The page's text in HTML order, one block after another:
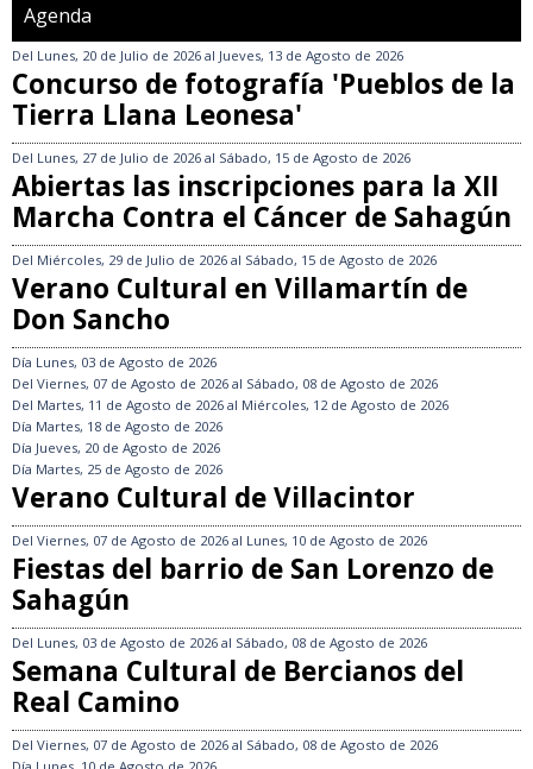
Agenda
Del Lunes, 20 de Julio de 2026 al Jueves, 13 de Agosto de 2026
Concurso de fotografía 'Pueblos de la
Tierra Llana Leonesa'
Del Lunes, 27 de Julio de 2026 al Sábado, 15 de Agosto de 2026
Abiertas las inscripciones para la XII
Marcha Contra el Cáncer de Sahagún
Del Miércoles, 29 de Julio de 2026 al Sábado, 15 de Agosto de 2026
Verano Cultural en Villamartín de
Don Sancho
Día Lunes, 03 de Agosto de 2026
Del Viernes, 07 de Agosto de 2026 al Sábado, 08 de Agosto de 2026
Del Martes, 11 de Agosto de 2026 al Miércoles, 12 de Agosto de 2026
Día Martes, 18 de Agosto de 2026
Día Jueves, 20 de Agosto de 2026
Día Martes, 25 de Agosto de 2026
Verano Cultural de Villacintor
Del Viernes, 07 de Agosto de 2026 al Lunes, 10 de Agosto de 2026
Fiestas del barrio de San Lorenzo de
Sahagún
Del Lunes, 03 de Agosto de 2026 al Sábado, 08 de Agosto de 2026
Semana Cultural de Bercianos del
Real Camino
Del Viernes, 07 de Agosto de 2026 al Sábado, 08 de Agosto de 2026